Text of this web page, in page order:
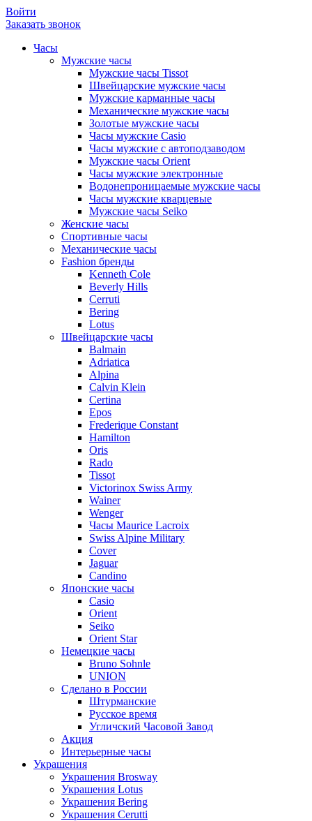
Войти
Заказать звонок
Часы
Мужские часы
Мужские часы Tissot
Швейцарские мужские часы
Мужские карманные часы
Механические мужские часы
Золотые мужские часы
Часы мужские Casio
Часы мужские с автоподзаводом
Мужские часы Orient
Часы мужские электронные
Водонепроницаемые мужские часы
Часы мужские кварцевые
Мужские часы Seiko
Женские часы
Спортивные часы
Механические часы
Fashion бренды
Kenneth Cole
Beverly Hills
Cerruti
Bering
Lotus
Швейцарские часы
Balmain
Adriatica
Alpina
Calvin Klein
Certina
Epos
Frederique Constant
Hamilton
Oris
Rado
Tissot
Victorinox Swiss Army
Wainer
Wenger
Часы Maurice Lacroix
Swiss Alpine Military
Cover
Jaguar
Candino
Японские часы
Casio
Orient
Seiko
Orient Star
Немецкие часы
Bruno Sohnle
UNION
Сделано в России
Штурманские
Русское время
Угличский Часовой Завод
Акция
Интерьерные часы
Украшения
Украшения Brosway
Украшения Lotus
Украшения Bering
Украшения Cerutti